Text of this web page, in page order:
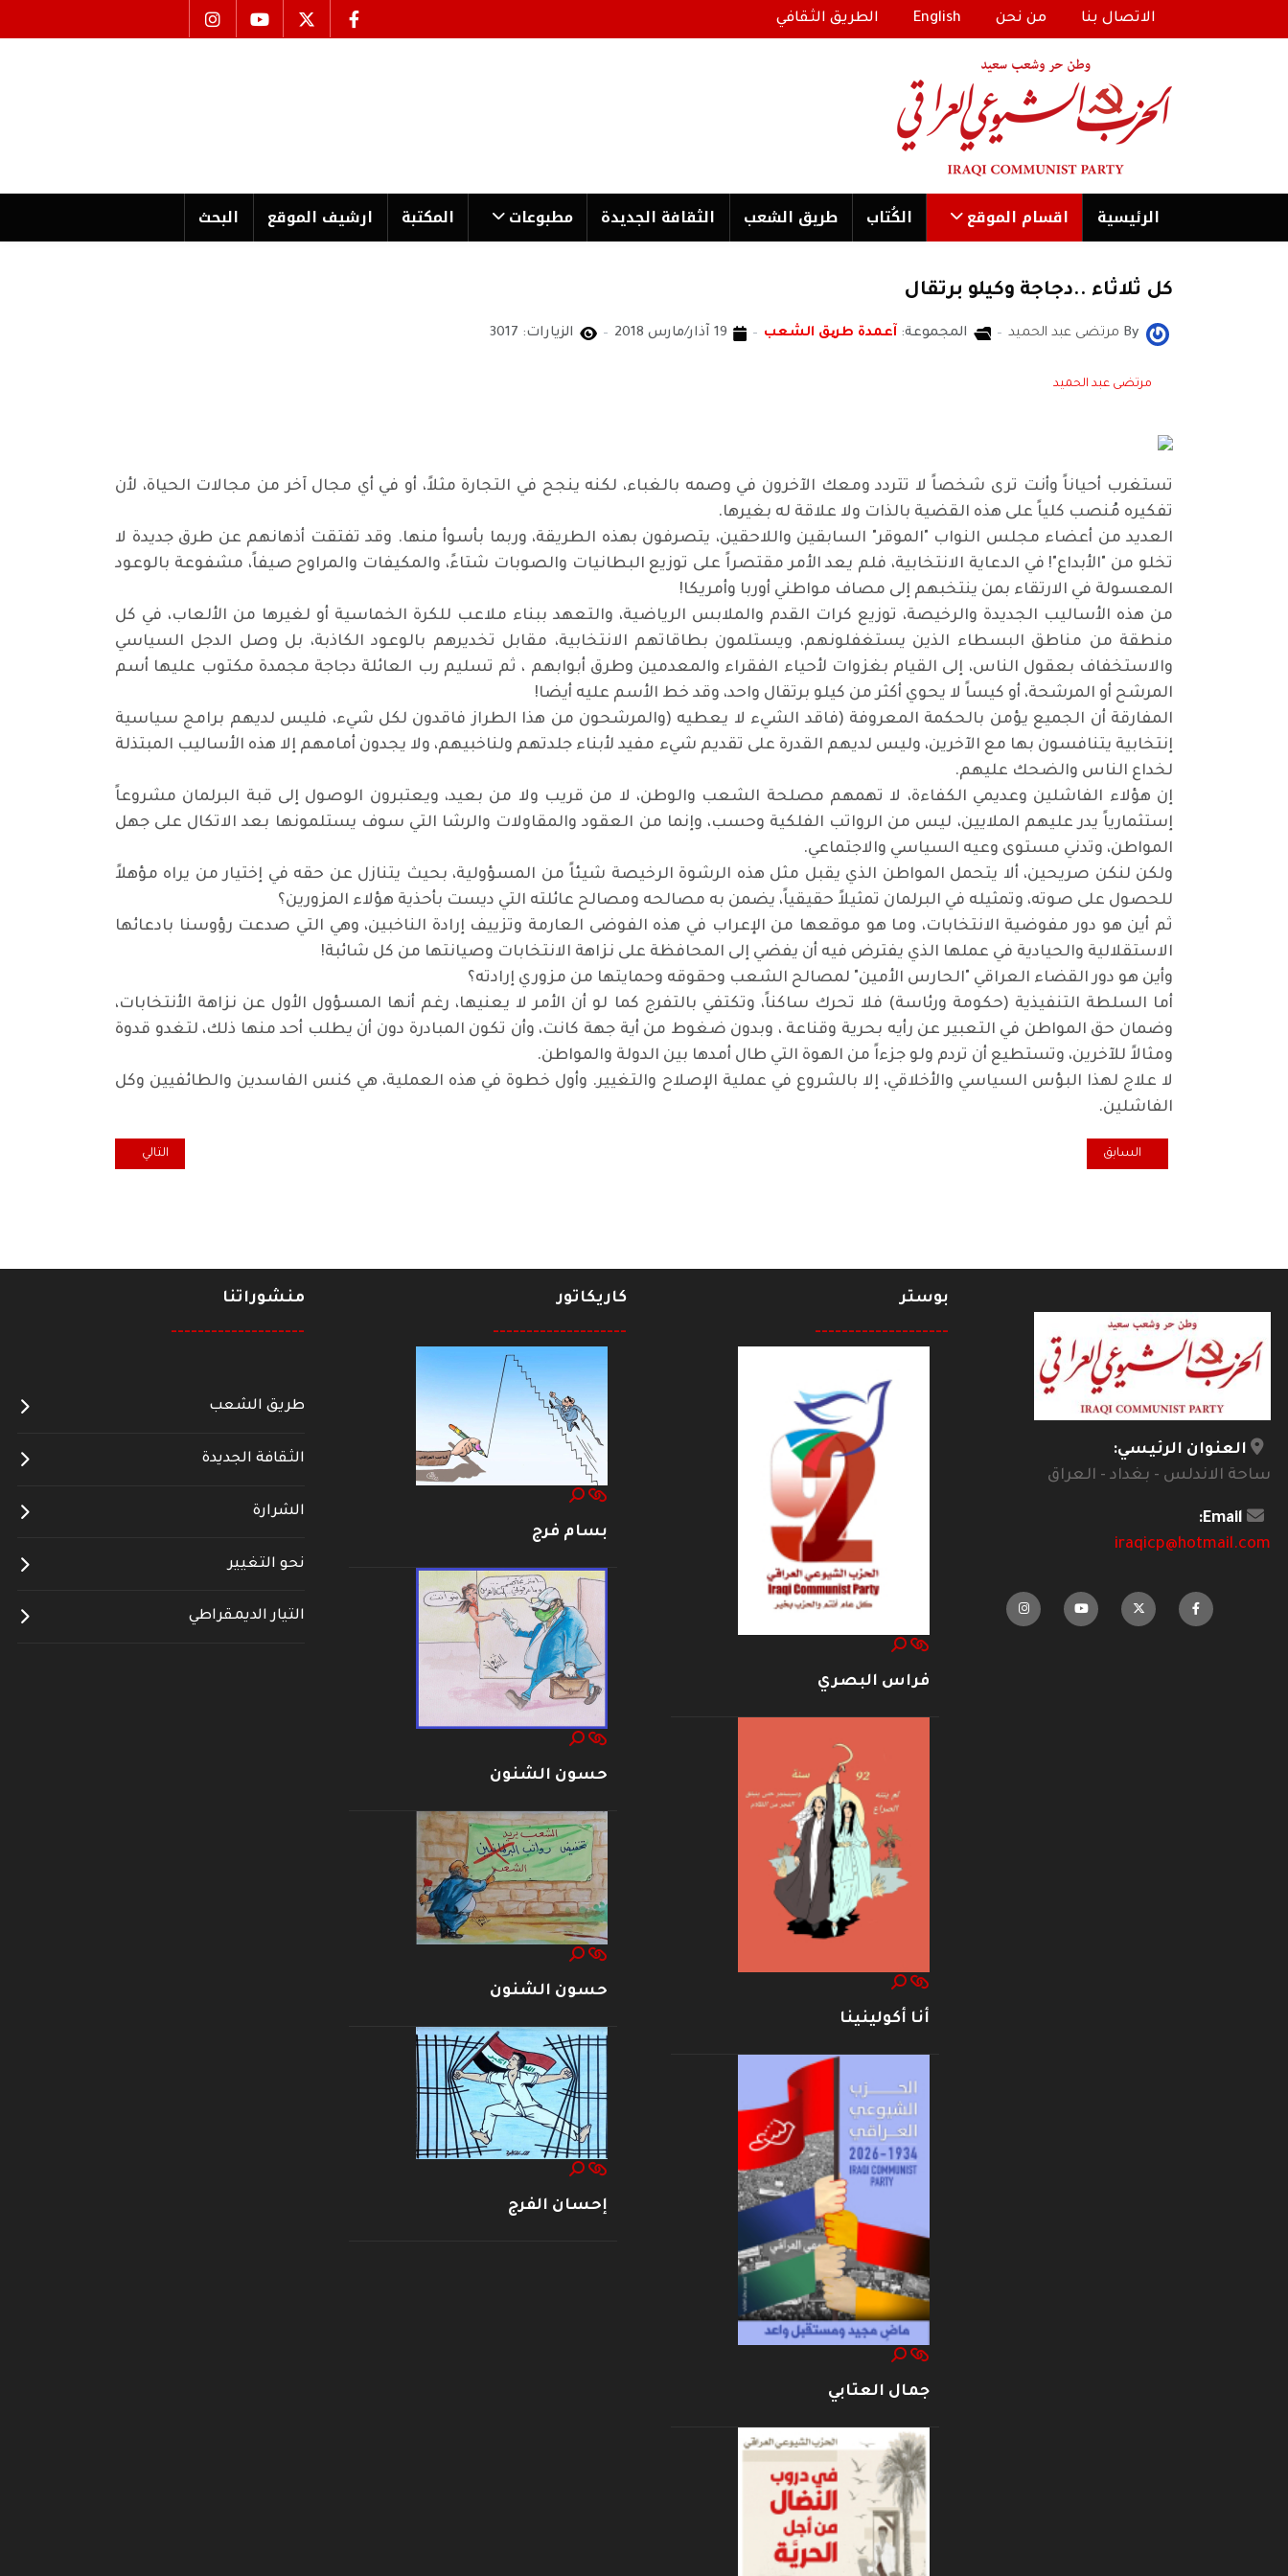
الاتصال بنا من نحن English الطريق الثقافي
الرئیسية اقسام الموقع الكُتاب طریق الشعب الثقافة الجدیدة مطبوعات المكتبة ارشیف الموقع البحث
كل ثلاثاء ..دجاجة وكيلو برتقال
By مرتضى عبد الحميد المجموعة: آعمدة طریق الشعب 19 آذار/مارس 2018 الزيارات: 3017
مرتضى عبد الحميد
تستغرب أحياناً وأنت ترى شخصاً لا تتردد ومعك الآخرون في وصمه بالغباء، لكنه ينجح في التجارة مثلاً، أو في أي مجال آخر من مجالات الحياة، لأن
تفكيره مُنصب كلياً على هذه القضية بالذات ولا علاقة له بغيرها.
العديد من أعضاء مجلس النواب "الموقر" السابقين واللاحقين، يتصرفون بهذه الطريقة، وربما بأسوأ منها. وقد تفتقت أذهانهم عن طرق جديدة لا
تخلو من "الأبداع"! في الدعاية الانتخابية، فلم يعد الأمر مقتصراً على توزيع البطانيات والصوبات شتاءً، والمكيفات والمراوح صيفاً، مشفوعة بالوعود
المعسولة في الارتقاء بمن ينتخبهم إلى مصاف مواطني أوربا وأمريكا!
من هذه الأساليب الجديدة والرخيصة، توزيع كرات القدم والملابس الرياضية، والتعهد ببناء ملاعب للكرة الخماسية أو لغيرها من الألعاب، في كل
منطقة من مناطق البسطاء الذين يستغفلونهم، ويستلمون بطاقاتهم الانتخابية، مقابل تخديرهم بالوعود الكاذبة، بل وصل الدجل السياسي
والاستخفاف بعقول الناس، إلى القيام بغزوات لأحياء الفقراء والمعدمين وطرق أبوابهم ، ثم تسليم رب العائلة دجاجة مجمدة مكتوب عليها أسم
المرشح أو المرشحة، أو كيساً لا يحوي أكثر من كيلو برتقال واحد، وقد خط الأسم عليه أيضا!
المفارقة أن الجميع يؤمن بالحكمة المعروفة (فاقد الشيء لا يعطيه )والمرشحون من هذا الطراز فاقدون لكل شيء، فليس لديهم برامج سياسية
إنتخابية يتنافسون بها مع الآخرين، وليس لديهم القدرة على تقديم شيء مفيد لأبناء جلدتهم ولناخبيهم، ولا يجدون أمامهم إلا هذه الأساليب المبتذلة
لخداع الناس والضحك عليهم.
إن هؤلاء الفاشلين وعديمي الكفاءة، لا تهمهم مصلحة الشعب والوطن، لا من قريب ولا من بعيد، ويعتبرون الوصول إلى قبة البرلمان مشروعاً
إستثمارياً يدر عليهم الملايين، ليس من الرواتب الفلكية وحسب، وإنما من العقود والمقاولات والرشا التي سوف يستلمونها بعد الاتكال على جهل
المواطن، وتدني مستوى وعيه السياسي والاجتماعي.
ولكن لنكن صريحين، ألا يتحمل المواطن الذي يقبل مثل هذه الرشوة الرخيصة شيئاً من المسؤولية، بحيث يتنازل عن حقه في إختيار من يراه مؤهلاً
للحصول على صوته، وتمثيله في البرلمان تمثيلاً حقيقياً، يضمن به مصالحه ومصالح عائلته التي ديست بأحذية هؤلاء المزورين؟
ثم أين هو دور مفوضية الانتخابات، وما هو موقعها من الإعراب في هذه الفوضى العارمة وتزييف إرادة الناخبين، وهي التي صدعت رؤوسنا بادعائها
الاستقلالية والحيادية في عملها الذي يفترض فيه أن يفضي إلى المحافظة على نزاهة الانتخابات وصيانتها من كل شائبة!
وأين هو دور القضاء العراقي "الحارس الأمين" لمصالح الشعب وحقوقه وحمايتها من مزوري إرادته؟
أما السلطة التنفيذية (حكومة ورئاسة) فلا تحرك ساكناً، وتكتفي بالتفرج كما لو أن الأمر لا يعنيها، رغم أنها المسؤول الأول عن نزاهة الأنتخابات،
وضمان حق المواطن في التعبير عن رأيه بحرية وقناعة ، وبدون ضغوط من أية جهة كانت، وأن تكون المبادرة دون أن يطلب أحد منها ذلك، لتغدو قدوة
ومثالاً للآخرين، وتستطيع أن تردم ولو جزءاً من الهوة التي طال أمدها بين الدولة والمواطن.
لا علاج لهذا البؤس السياسي والأخلاقي، إلا بالشروع في عملية الإصلاح والتغيير. وأول خطوة في هذه العملية، هي كنس الفاسدين والطائفيين وكل
الفاشلين.
المقال السابق: وقفة اقتصادية.. وجهة نظر في اتفاقية الاستعداد الائتماني
السابق المقال التالي: ليس مجرد
التالي
العنوان الرئيسي:
ساحة الاندلس - بغداد - العراق
Email:
iraqicp@hotmail.com
بوستر
--------------------
فراس البصري
أنا أكولينينا
جمال العتابي
كاريكاتور
--------------------
بسام فرج
حسون الشنون
حسون الشنون
إحسان الفرج
منشوراتنا
--------------------
طريق الشعب
الثقافة الجديدة
الشرارة
نحو التغيير
التيار الديمقراطي